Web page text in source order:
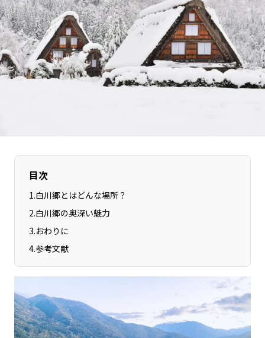
長野エリア
岐阜エリア
静岡エリア
愛知エリア
三重エリア
滋賀エリア
京都エリア
大阪市エリア
北摂エリア
堺・泉州エリア
岡山エリア
広島エリア
山口エリア
香川エリア
高知エリア
佐賀エリア
熊本エリア
宮崎エリア
鹿児島エリア
カテゴリから探す
目次
1.白川郷とはどんな場所？
2.白川郷の奥深い魅力
3.おわりに
4.参考文献